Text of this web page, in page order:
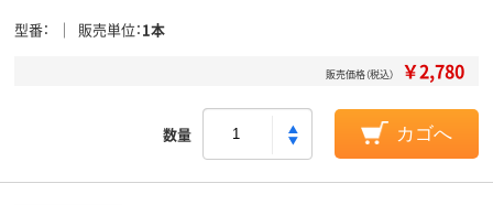
型番 販売単位 1本
販売価格（税込） ￥2,780
数量 カゴへ